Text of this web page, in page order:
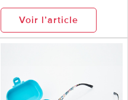
Voir l’article